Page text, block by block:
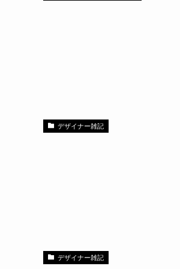
デザイナー雑記
デザイナー雑記